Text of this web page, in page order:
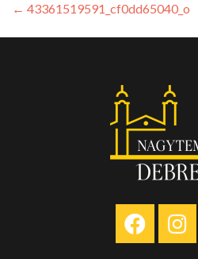
← 43361519591_cf0dd65040_o